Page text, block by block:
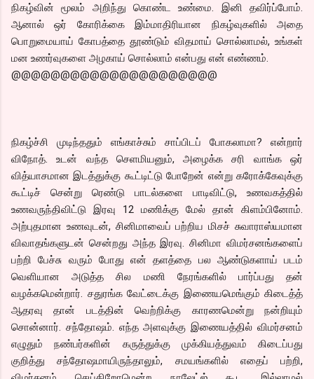
நிகழ்வின் மூலம் அறிந்து கொண்ட உண்மை. இனி தவிர்ப்போம்.
ஆனால் ஒர் கோரிக்கை இம்மாதிரியான நிகழ்வுகளில் அதை
பொறுமையாய் கோபத்தை தூண்டும் விதமாய் சொல்லாமல், உங்கள்
மன உணர்வுகளை அழகாய் சொல்லாம் என்பது என் எண்ணம்.
@@@@@@@@@@@@@@@@@@@@@
நிகழ்ச்சி முடிந்ததும் எங்காச்சும் சாப்பிடப் போகலாமா? என்றார்
விநோத். உடன் வந்த செளமியனும், அழைக்க சரி வாங்க ஒர்
வித்யாசமான இடத்துக்கு கூட்டிட்டு போறேன் என்று கரோக்கேவுக்கு
கூட்டிச் சென்று ரெண்டு பாடல்களை பாடிவிட்டு, உணவகத்தில்
உணவருந்திவிட்டு இரவு 12 மணிக்கு மேல் தான் கிளம்பினோம்.
அற்புதமான உணவுடன், சினிமாவைப் பற்றிய மிசச் சுவாராஸ்யமான
விவாதங்களுடன் சென்றது அந்த இரவு. சினிமா விமர்சனங்களைப்
பற்றி பேச்சு வரும் போது என் தளத்தை பல ஆண்டுகளாய் படம்
வெளியான அடுத்த சில மணி நேரங்களில் பார்ப்பது தன்
வழக்கமென்றார். சதுரங்க வேட்டைக்கு இணையமெங்கும் கிடைத்த்
ஆதரவு தான் படத்தின் வெற்றிக்கு காரணமென்று நன்றியும்
சொன்னார். சந்தோஷம். எந்த அளவுக்கு இணையத்தில் விமர்சனம்
எழுதும் நண்பர்களின் கருத்துக்கு முக்கியத்துவம் கிடைப்பது
குறித்து சந்தோஷமாயிருந்தாலும், சமயங்களில் எதைப் பற்றி,